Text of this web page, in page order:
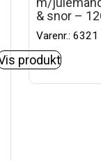
& snor –
Varenr.: 6321
produkt